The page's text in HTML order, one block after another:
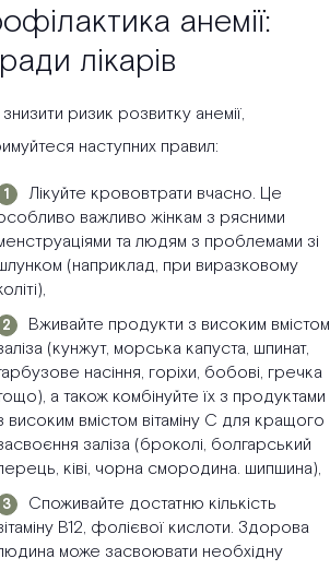
анемії:
лікарів
ризик розвитку анемії,
наступних правил:
Лікуйте крововтрати вчасно. Це
важливо жінкам з рясними
та людям з проблемами зі
(наприклад, при виразковому
Вживайте продукти з високим вмістом
(кунжут, морська капуста, шпинат,
насіння, горіхи, бобові, гречка
а також комбінуйте їх з продуктами
високим вмістом вітаміну С для кращого
заліза (броколі, болгарський
ківі, чорна смородина. шипшина),
Споживайте достатню кількість
В12, фолієвої кислоти. Здорова
може засвоювати необхідну